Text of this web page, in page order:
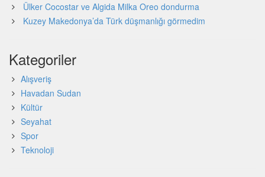
Ülker Cocostar ve Algida Milka Oreo dondurma
Kuzey Makedonya’da Türk düşmanlığı görmedim
Kategoriler
Alışveriş
Havadan Sudan
Kültür
Seyahat
Spor
Teknoloji